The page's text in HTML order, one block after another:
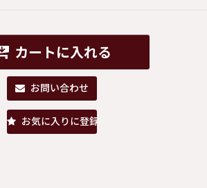
カートに入れる
お問い合わせ
お気に入りに登録